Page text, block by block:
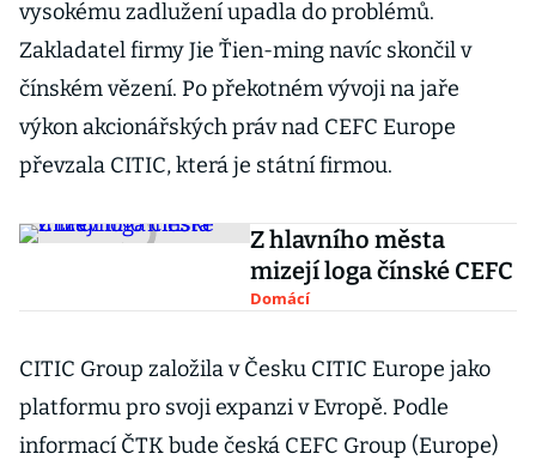
vysokému zadlužení upadla do problémů.
Zakladatel firmy Jie Ťien-ming navíc skončil v
čínském vězení. Po překotném vývoji na jaře
výkon akcionářských práv nad CEFC Europe
převzala CITIC, která je státní firmou.
Z hlavního města
mizejí loga čínské CEFC
Domácí
CITIC Group založila v Česku CITIC Europe jako
platformu pro svoji expanzi v Evropě. Podle
informací ČTK bude česká CEFC Group (Europe)